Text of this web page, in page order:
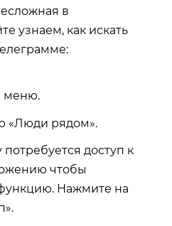
в
узнаем, как искать
меню.
«Люди рядом».
доступ к
чтобы
Нажмите на